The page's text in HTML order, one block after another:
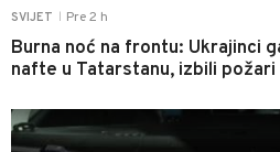
SVIJET Pre 2 h
Burna noć na frontu: Ukrajinci
nafte u Tatarstanu, izbili